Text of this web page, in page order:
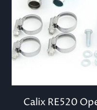
Calix RE520